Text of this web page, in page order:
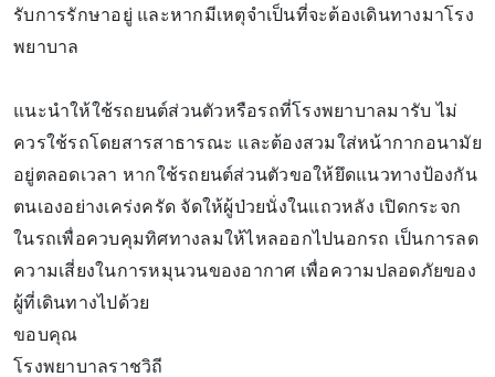
รับการรักษาอยู่ และหากมีเหตุจำเป็นที่จะต้องเดินทางมาโรง
พยาบาล
แนะนำให้ใช้รถยนต์ส่วนตัวหรือรถที่โรงพยาบาลมารับ ไม่
ควรใช้รถโดยสารสาธารณะ และต้องสวมใส่หน้ากากอนามัย
อยู่ตลอดเวลา หากใช้รถยนต์ส่วนตัวขอให้ยึดแนวทางป้องกัน
ตนเองอย่างเคร่งครัด จัดให้ผู้ป่วยนั่งในแถวหลัง เปิดกระจก
ในรถเพื่อควบคุมทิศทางลมให้ไหลออกไปนอกรถ เป็นการลด
ความเสี่ยงในการหมุนวนของอากาศ เพื่อความปลอดภัยของ
ผู้ที่เดินทางไปด้วย
ขอบคุณ
โรงพยาบาลราชวิถี